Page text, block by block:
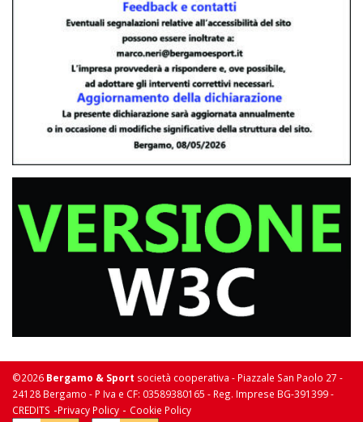
©2026 Bergamo & Sport società cooperativa - Piazzale San Paolo 27 -
24128 Bergamo - P Iva e CF: 03589380165 - Reg. Imprese BG-391399 -
CREDITS -Privacy Policy - Cookie Policy